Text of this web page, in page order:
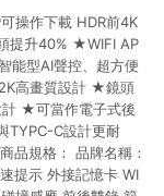
操作下載 HDR前4K
提升40% ★WIFI AP
能型AI聲控、超方便
高畫質設計 ★鏡頭
計 ★可當作電子式後
TYPC-C設計更耐
品規格： 品牌名稱：
提示 外接記憶卡 WI